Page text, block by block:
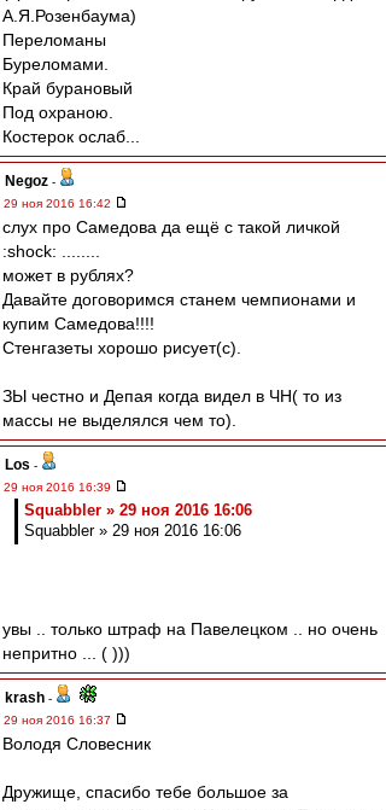
А.Я.Розенбаума)
Переломаны
Буреломами.
Край бурановый
Под охраною.
Костерок ослаб...
Negoz -
29 ноя 2016 16:42
слух про Самедова да ещё с такой личкой
:shock: ........
может в рублях?
Давайте договоримся станем чемпионами и
купим Самедова!!!!
Стенгазеты хорошо рисует(с).
ЗЫ честно и Депая когда видел в ЧН( то из
массы не выделялся чем то).
Los -
29 ноя 2016 16:39
Squabbler » 29 ноя 2016 16:06
Squabbler » 29 ноя 2016 16:06
увы .. только штраф на Павелецком .. но очень
непритно ... ( )))
krash -
29 ноя 2016 16:37
Володя Словесник
Дружище, спасибо тебе большое за